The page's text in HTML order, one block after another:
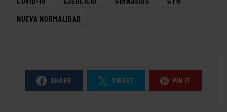
NUEVA NORMALIDAD
SHARE TWEET PIN IT